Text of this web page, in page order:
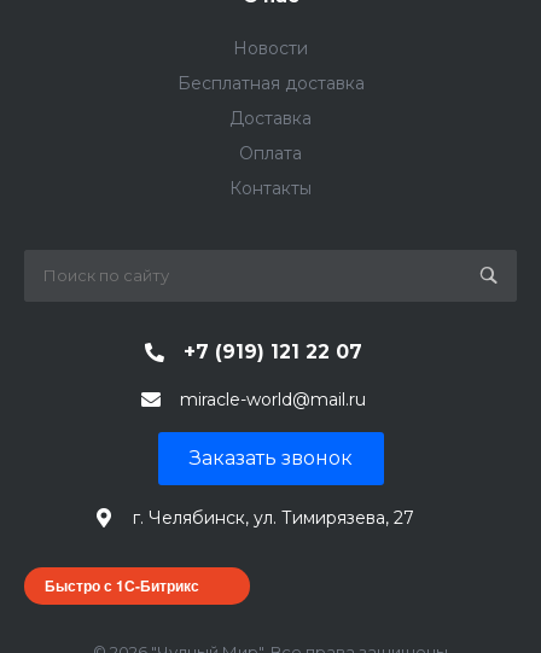
Новости
Бесплатная доставка
Доставка
Оплата
Контакты
+7 (919) 121 22 07
miracle-world@mail.ru
Заказать звонок
г. Челябинск, ул. Тимирязева, 27
Быстро с 1С-Битрикс